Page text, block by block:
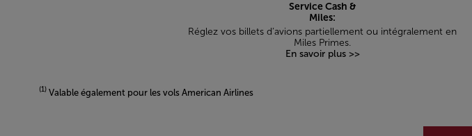
Service Cash &
Miles:
Réglez vos billets d’avions partiellement ou intégralement en
Miles Primes.
En savoir plus >>
(1) Valable également pour les vols American Airlines